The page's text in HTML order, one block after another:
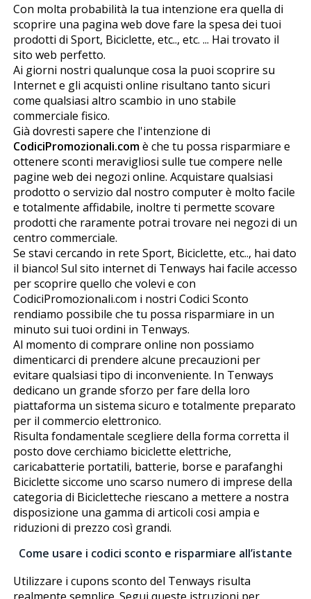
Con molta probabilità la tua intenzione era quella di
scoprire una pagina web dove fare la spesa dei tuoi
prodotti di Sport, Biciclette, etc.., etc. ... Hai trovato il
sito web perfetto.
Ai giorni nostri qualunque cosa la puoi scoprire su
Internet e gli acquisti online risultano tanto sicuri
come qualsiasi altro scambio in uno stabile
commerciale fisico.
Già dovresti sapere che l'intenzione di
CodiciPromozionali.comè che tu possa risparmiare e
ottenere sconti meravigliosi sulle tue compere nelle
pagine web dei negozi online. Acquistare qualsiasi
prodotto o servizio dal nostro computer è molto facile
e totalmente affidabile, inoltre ti permette scovare
prodotti che raramente potrai trovare nei negozi di un
centro commerciale.
Se stavi cercando in rete Sport, Biciclette, etc.., hai dato
il bianco! Sul sito internet di Tenways hai facile accesso
per scoprire quello che volevi e con
CodiciPromozionali.com i nostri Codici Sconto
rendiamo possibile che tu possa risparmiare in un
minuto sui tuoi ordini in Tenways.
Al momento di comprare online non possiamo
dimenticarci di prendere alcune precauzioni per
evitare qualsiasi tipo di inconveniente. In Tenways
dedicano un grande sforzo per fare della loro
piattaforma un sistema sicuro e totalmente preparato
per il commercio elettronico.
Risulta fondamentale scegliere della forma corretta il
posto dove cerchiamo biciclette elettriche,
caricabatterie portatili, batterie, borse e parafanghi
Biciclette siccome uno scarso numero di imprese della
categoria di Bicicletteche riescano a mettere a nostra
disposizione una gamma di articoli cosi ampia e
riduzioni di prezzo così grandi.
Come usare i codici sconto e risparmiare all’istante
Utilizzare i cupons sconto del Tenways risulta